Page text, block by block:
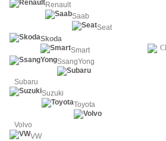
Renault
Saab
Seat
Skoda
Smart
SsangYong
Subaru
Suzuki
Toyota
Volvo
VW